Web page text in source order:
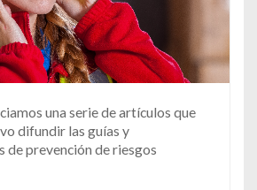
una serie de artículos que
difundir las guías y
de prevención de riesgos